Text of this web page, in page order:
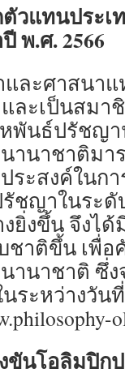
วแทนประเ
พ.ศ. 2566
ละศาสนาแ
ละเป็นสม
พันธ์ปรัชญ
นาชาติมา
ะสงค์ในกา
ชญาในระดั
งยิ่งขึ้น จึงไ
าติขึ้น เพื่อ
นาชาติ ซึ่ง
ระหว่างวัน
ขันโอลิมปิ